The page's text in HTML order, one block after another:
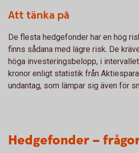
Att tänka på
De flesta hedgefonder har en hög
finns sådana med lägre risk. De
höga investeringsbelopp, i
kronor enligt statistik från
undantag, som lämpar sig även för
Hedgefonder –